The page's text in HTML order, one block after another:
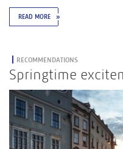
READ MORE »
RECOMMENDATIONS
Springtime